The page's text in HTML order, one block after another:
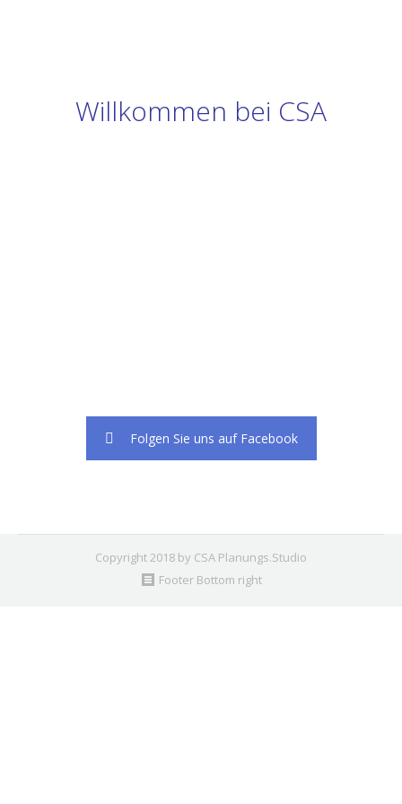
Willkommen bei CSA
Folgen Sie uns auf Facebook
Copyright 2018 by CSA Planungs.Studio
Footer Bottom right